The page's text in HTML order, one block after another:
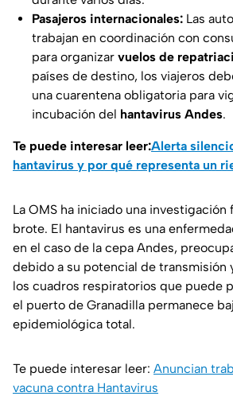
Pasajeros internacionales: Las
trabajan en coordinación con
para organizar vuelos de
países de destino, los viajeros
una cuarentena obligatoria para
incubación del hantavirus Andes.
Te puede interesar leer:Alerta
hantavirus y por qué representa un
La OMS ha iniciado una investigación
brote. El hantavirus es una
en el caso de la cepa Andes,
debido a su potencial de transmisión
los cuadros respiratorios que puede
el puerto de Granadilla permanece
epidemiológica total.
Te puede interesar leer: Anuncian
vacuna contra Hantavirus